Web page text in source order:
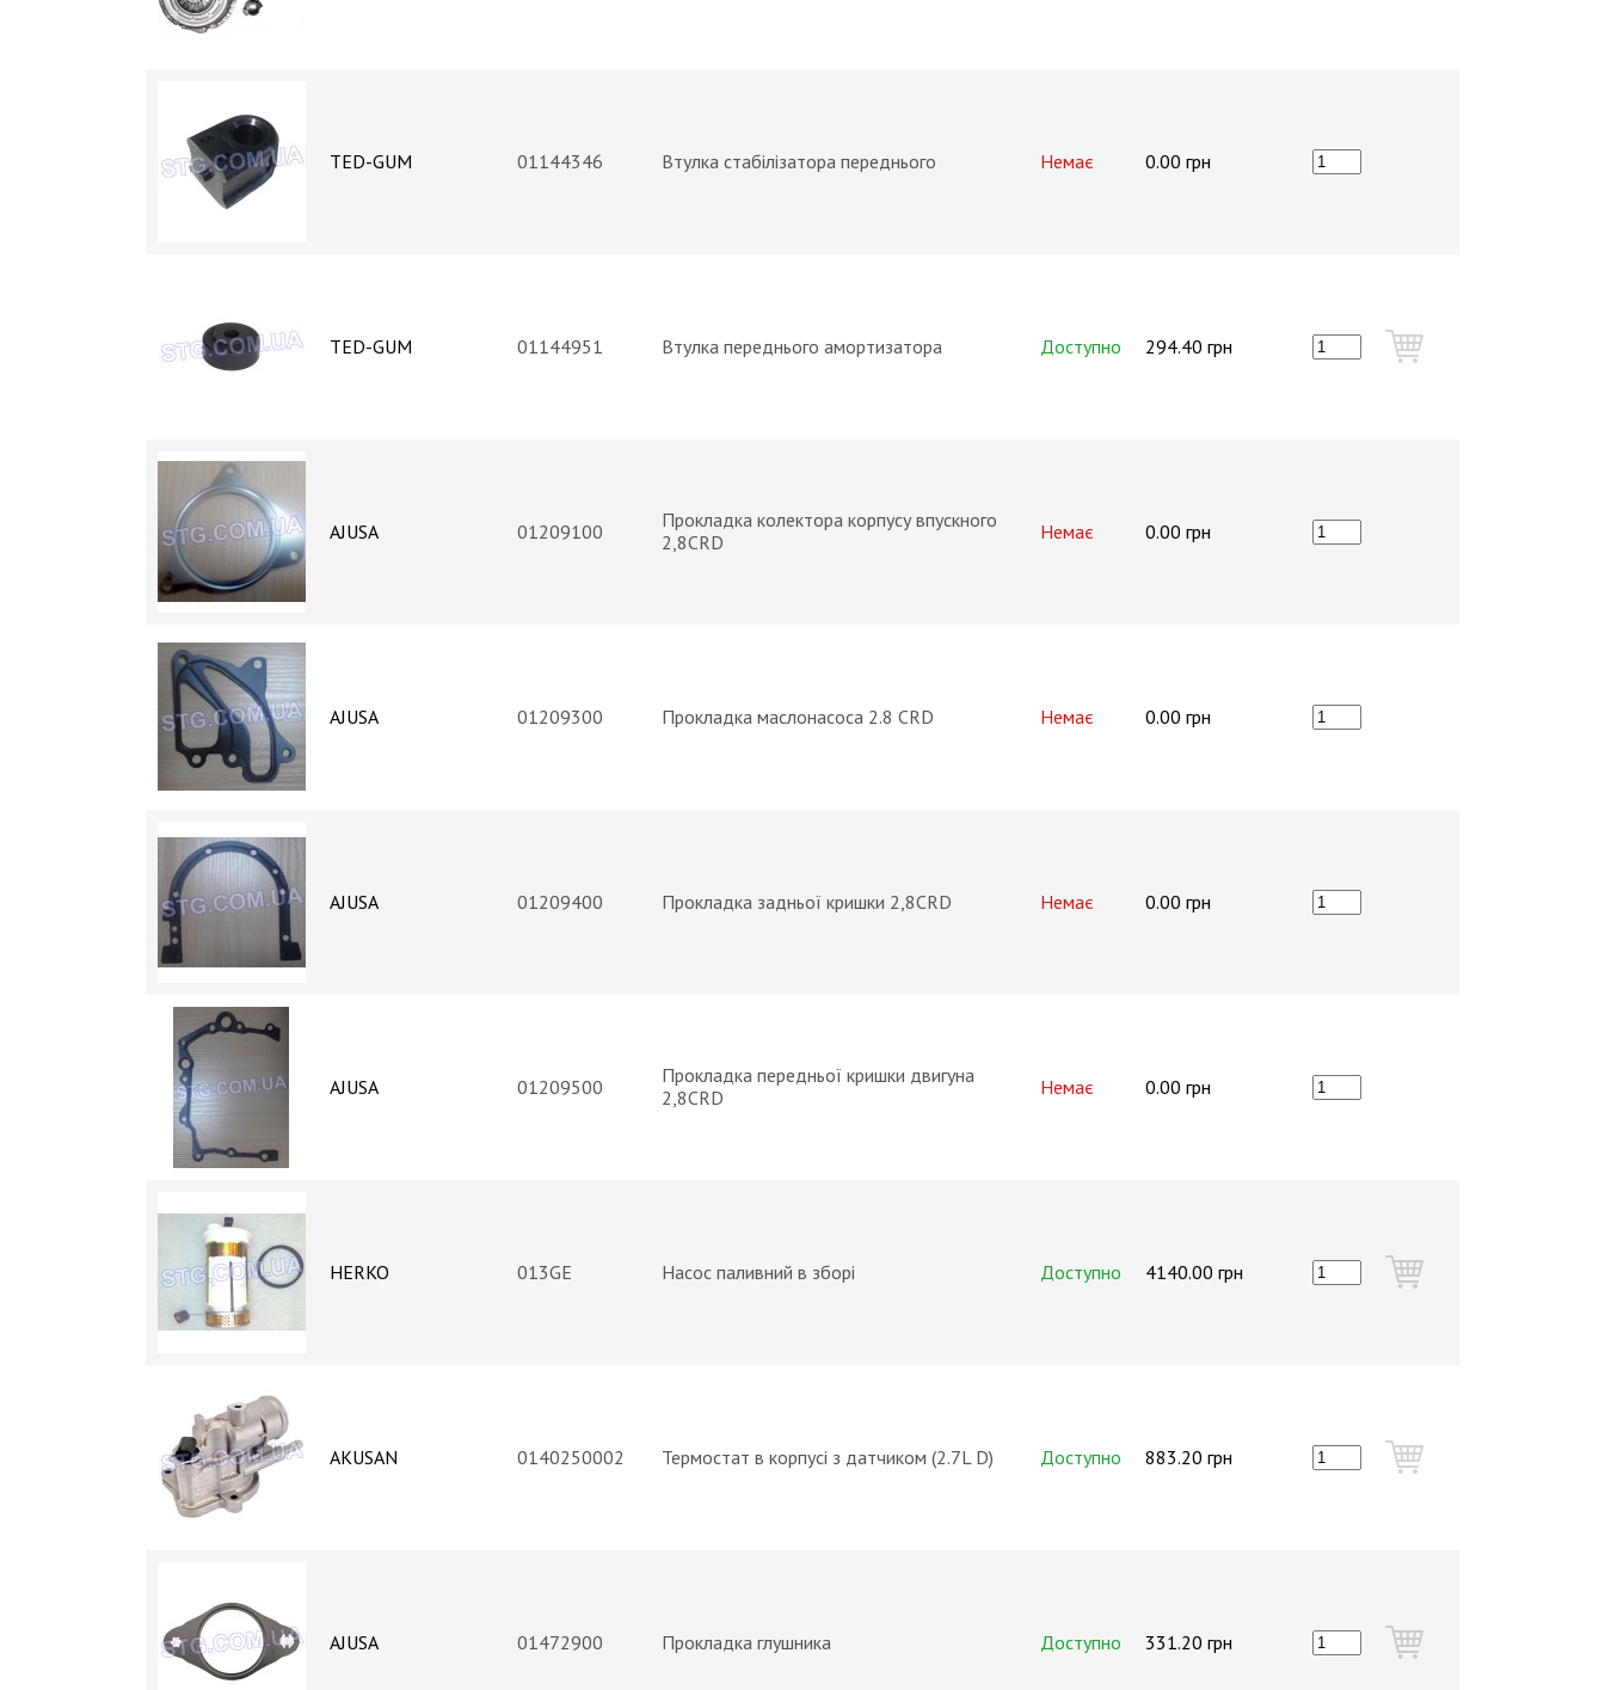
TED-GUM 01144346 Втулка стабілізатора переднього Немає 0.00 грн
TED-GUM 01144951 Втулка переднього амортизатора Доступно 294.40 грн
AJUSA 01209100
Прокладка колектора корпусу впускного
2,8CRD
Немає 0.00 грн
AJUSA 01209300 Прокладка маслонасоса 2.8 CRD Немає 0.00 грн
AJUSA 01209400 Прокладка задньої кришки 2,8CRD Немає 0.00 грн
AJUSA 01209500
Прокладка передньої кришки двигуна
2,8CRD
Немає 0.00 грн
HERKO 013GE Насос паливний в зборі Доступно 4140.00 грн
AKUSAN 0140250002 Термостат в корпусі з датчиком (2.7L D) Доступно 883.20 грн
AJUSA 01472900 Прокладка глушника Доступно 331.20 грн